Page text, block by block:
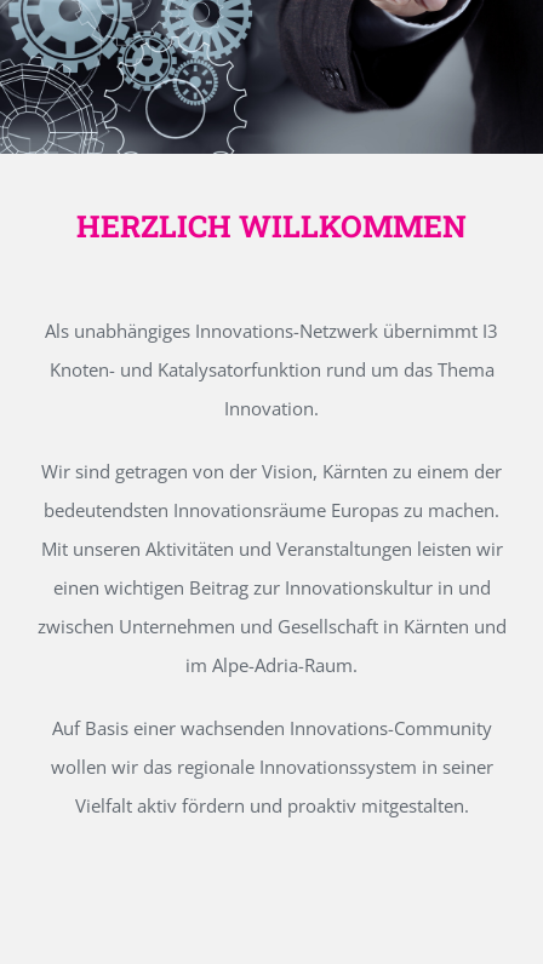
HERZLICH WILLKOMMEN
Als unabhängiges Innovations-Netzwerk übernimmt I3
Knoten- und Katalysatorfunktion rund um das Thema
Innovation.
Wir sind getragen von der Vision, Kärnten zu einem der
bedeutendsten Innovationsräume Europas zu machen.
Mit unseren Aktivitäten und Veranstaltungen leisten wir
einen wichtigen Beitrag zur Innovationskultur in und
zwischen Unternehmen und Gesellschaft in Kärnten und
im Alpe-Adria-Raum.
Auf Basis einer wachsenden Innovations-Community
wollen wir das regionale Innovationssystem in seiner
Vielfalt aktiv fördern und proaktiv mitgestalten.